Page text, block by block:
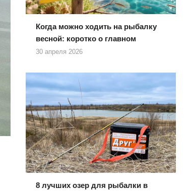
Когда можно ходить на рыбалку
весной: коротко о главном
30 апреля 2026
8 лучших озер для рыбалки в